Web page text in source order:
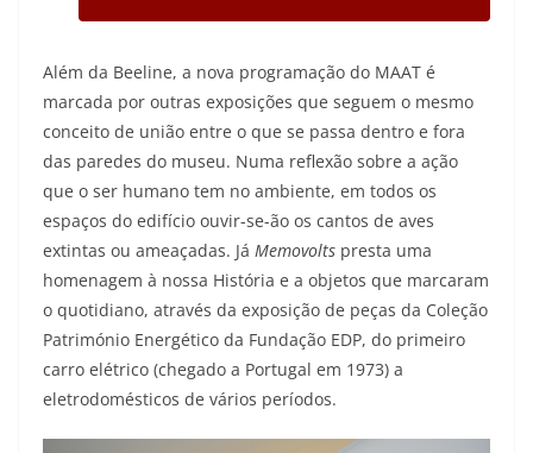
Além da Beeline, a nova programação do MAAT é
marcada por outras exposições que seguem o mesmo
conceito de união entre o que se passa dentro e fora
das paredes do museu. Numa reflexão sobre a ação
que o ser humano tem no ambiente, em todos os
espaços do edifício ouvir-se-ão os cantos de aves
extintas ou ameaçadas. Já Memovolts presta uma
homenagem à nossa História e a objetos que marcaram
o quotidiano, através da exposição de peças da Coleção
Património Energético da Fundação EDP, do primeiro
carro elétrico (chegado a Portugal em 1973) a
eletrodomésticos de vários períodos.